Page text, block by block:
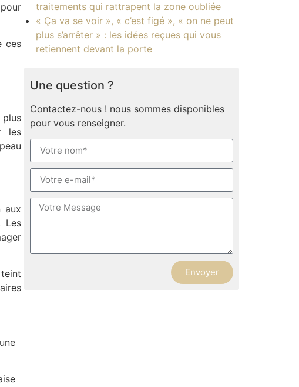
ces
les
aux
Les
traitements qui rattrapent la zone oubliée
« Ça va se voir », « c’est figé », « on ne peut
plus s’arrêter » : les idées reçues qui vous
retiennent devant la porte
Une question ?
Contactez-nous ! nous sommes disponibles
pour vous renseigner.
Envoyer